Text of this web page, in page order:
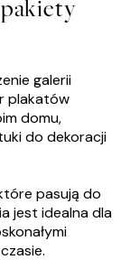
galerii
plakatów
domu,
do dekoracji
pasują do
jest idealna dla